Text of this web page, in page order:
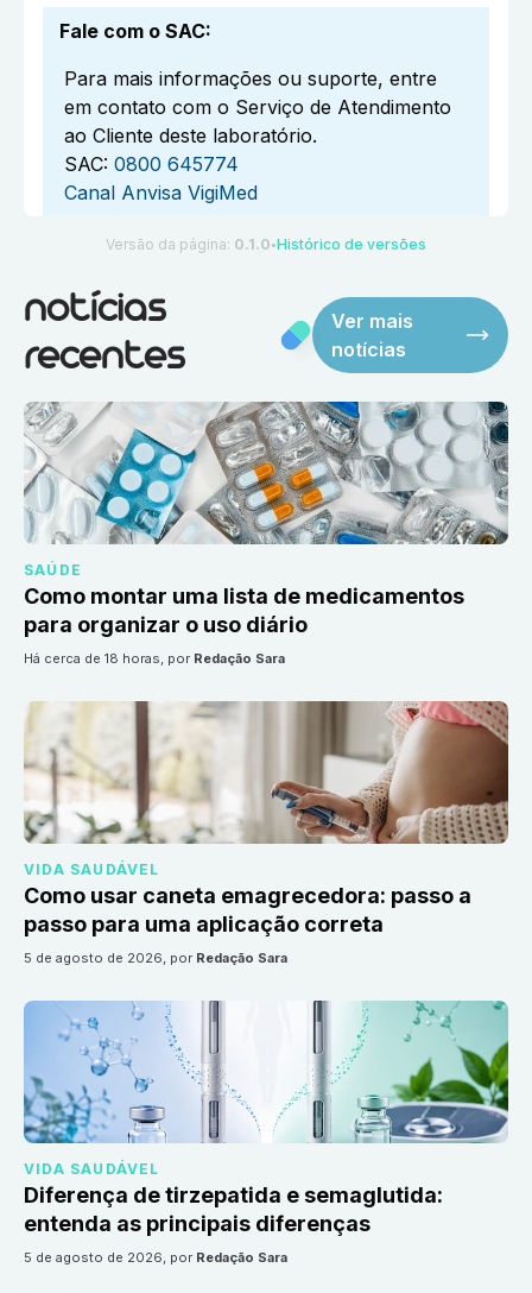
Fale com o SAC:
Para mais informações ou suporte, entre
em contato com o Serviço de Atendimento
ao Cliente deste laboratório.
SAC: 0800 645774
Canal Anvisa VigiMed
Versão da página: 0.1.0 ●Histórico de versões
notícias
recentes
Ver mais
notícias
SAÚDE
Como montar uma lista de medicamentos
para organizar o uso diário
há cerca de 18 horas, por Redação Sara
VIDA SAUDÁVEL
Como usar caneta emagrecedora: passo a
passo para uma aplicação correta
5 de agosto de 2026, por Redação Sara
VIDA SAUDÁVEL
Diferença de tirzepatida e semaglutida:
entenda as principais diferenças
5 de agosto de 2026, por Redação Sara